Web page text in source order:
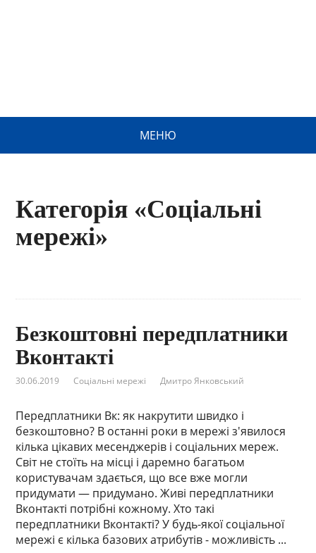
МЕНЮ
Категорія «Соціальні
мережі»
Безкоштовні передплатники
Вконтакті
30.06.2019 Соціальні мережі Дмитро Янковський
Передплатники Вк: як накрутити швидко і
безкоштовно? В останні роки в мережі з'явилося
кілька цікавих месенджерів і соціальних мереж.
Світ не стоїть на місці і даремно багатьом
користувачам здається, що все вже могли
придумати — придумано. Живі передплатники
Вконтакті потрібні кожному. Хто такі
передплатники Вконтакті? У будь-якої соціальної
мережі є кілька базових атрибутів - можливість ...